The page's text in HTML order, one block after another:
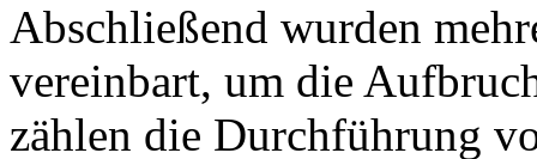
Abschließend wurden
vereinbart, um die
zählen die Durchführung